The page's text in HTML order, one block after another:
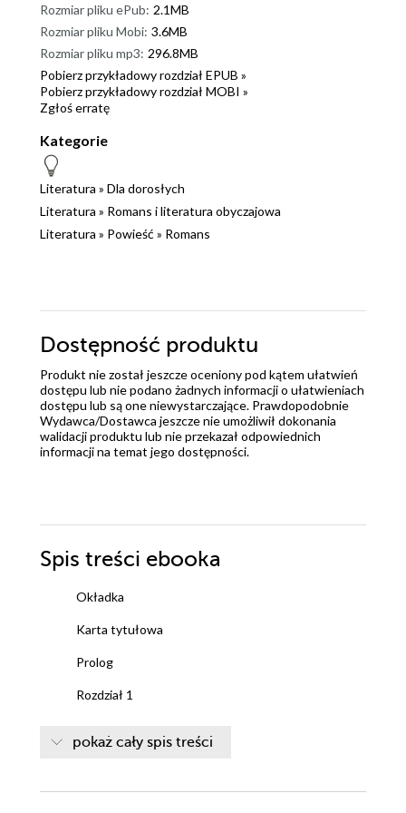
Rozmiar pliku ePub: 2.1MB
Rozmiar pliku Mobi: 3.6MB
Rozmiar pliku mp3: 296.8MB
Pobierz przykładowy rozdział EPUB »
Pobierz przykładowy rozdział MOBI »
Zgłoś erratę
Kategorie
Literatura » Dla dorosłych
Literatura » Romans i literatura obyczajowa
Literatura » Powieść » Romans
Dostępność produktu
Produkt nie został jeszcze oceniony pod kątem ułatwień
dostępu lub nie podano żadnych informacji o ułatwieniach
dostępu lub są one niewystarczające. Prawdopodobnie
Wydawca/Dostawca jeszcze nie umożliwił dokonania
walidacji produktu lub nie przekazał odpowiednich
informacji na temat jego dostępności.
Spis treści ebooka
Okładka
Karta tytułowa
Prolog
Rozdział 1
Rozdział 4
pokaż cały spis treści